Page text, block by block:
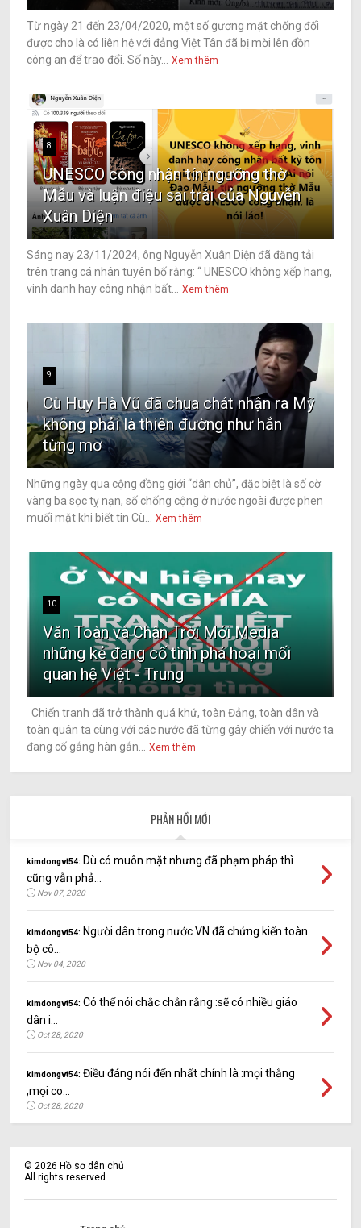
Từ ngày 21 đến 23/04/2020, một số gương mặt chống đối
được cho là có liên hệ với đảng Việt Tân đã bị mời lên đồn
công an để trao đổi. Số này...
Xem thêm
8
UNESCO công nhận tín ngưỡng thờ
Mẫu và luận điệu sai trái của Nguyễn
Xuân Diện
Sáng nay 23/11/2024, ông Nguyễn Xuân Diện đã đăng tải
trên trang cá nhân tuyên bố rằng: “ UNESCO không xếp hạng,
vinh danh hay công nhận bất...
Xem thêm
9
Cù Huy Hà Vũ đã chua chát nhận ra Mỹ
không phải là thiên đường như hắn
từng mơ
Những ngày qua cộng đồng giới “dân chủ”, đặc biệt là số cờ
vàng ba sọc tỵ nạn, số chống cộng ở nước ngoài được phen
muối mặt khi biết tin Cù...
Xem thêm
10
Văn Toàn và Chân Trời Mới Media
những kẻ đang cố tình phá hoại mối
quan hệ Việt - Trung
Chiến tranh đã trở thành quá khứ, toàn Đảng, toàn dân và
toàn quân ta cùng với các nước đã từng gây chiến với nước ta
đang cố gắng hàn gắn...
Xem thêm
PHẢN HỒI MỚI
kimdongvt54: Dù có muôn mặt nhưng đã phạm pháp thì
cũng vẫn phả...
Nov 07, 2020
kimdongvt54: Người dân trong nước VN đã chứng kiến toàn
bộ cô...
Nov 04, 2020
kimdongvt54: Có thể nói chắc chắn rằng :sẽ có nhiều giáo
dân i...
Oct 28, 2020
kimdongvt54: Điều đáng nói đến nhất chính là :mọi thằng
,mọi co...
Oct 28, 2020
©2026 Hồ sơ dân chủ
All rights reserved.